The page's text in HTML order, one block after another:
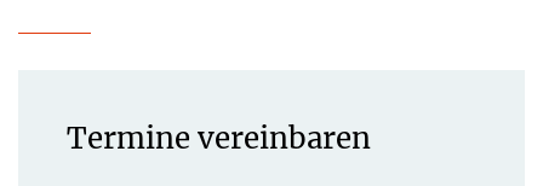
Termine vereinbaren